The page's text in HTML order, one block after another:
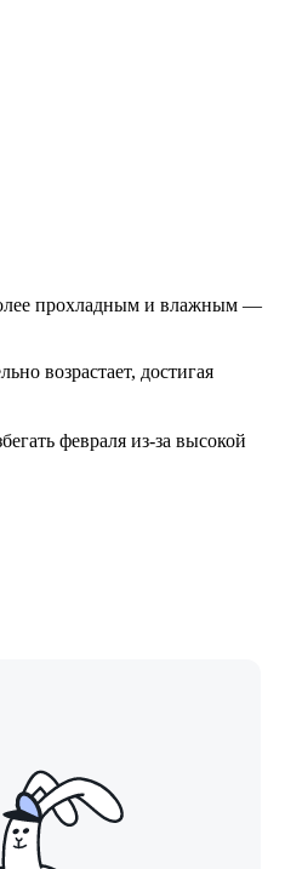
прохладным и влажным —
возрастает, достигая
февраля из-за высокой